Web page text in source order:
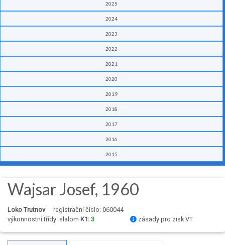
2025
2024
2023
2022
2021
2020
2019
2018
2017
2016
2015
Wajsar Josef, 1960
Loko Trutnov
registrační číslo: 060044
výkonnostní třídy slalom K1: 3 zásady pro zisk VT